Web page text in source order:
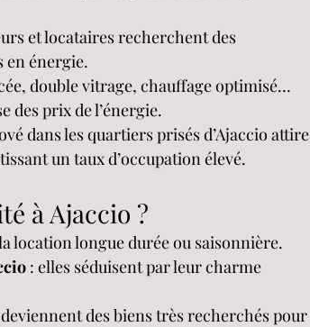
et locataires recherchent des
en énergie.
double vitrage, chauffage optimisé…
des prix de l’énergie.
dans les quartiers prisés d’Ajaccio attire
un taux d’occupation élevé.
à Ajaccio ?
location longue durée ou saisonnière.
: elles séduisent par leur charme
des biens très recherchés pour